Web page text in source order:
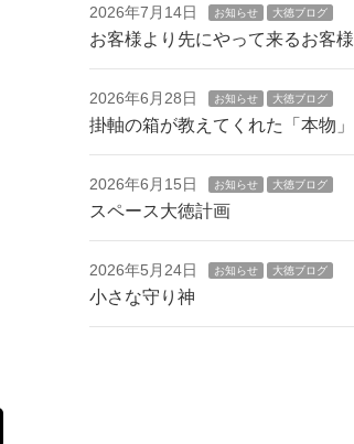
2026年7月14日 お知らせ 大徳ブログ
お客様より先にやって来るお客様
2026年6月28日 お知らせ 大徳ブログ
掛軸の箱が教えてくれた「本物」
2026年6月15日 お知らせ 大徳ブログ
スペース大徳計画
2026年5月24日 お知らせ 大徳ブログ
小さな守り神